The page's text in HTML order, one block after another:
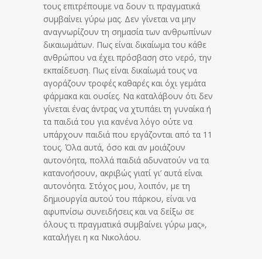
τους επιτρέπουμε να δουν τι πραγματικά
συμβαίνει γύρω μας. Δεν γίνεται να μην
αναγνωρίζουν τη σημασία των ανθρωπίνων
δικαιωμάτων. Πως είναι δικαίωμα του κάθε
ανθρώπου να έχει πρόσβαση στο νερό, την
εκπαίδευση. Πως είναι δικαίωμά τους να
αγοράζουν τροφές καθαρές και όχι γεμάτα
φάρμακα και ουσίες. Να καταλάβουν ότι δεν
γίνεται ένας άντρας να χτυπάει τη γυναίκα ή
τα παιδιά του για κανένα λόγο ούτε να
υπάρχουν παιδιά που εργάζονται από τα 11
τους. Όλα αυτά, όσο και αν μοιάζουν
αυτονόητα, πολλά παιδιά αδυνατούν να τα
κατανοήσουν, ακριβώς γιατί γι’ αυτά είναι
αυτονόητα. Στόχος μου, λοιπόν, με τη
δημιουργία αυτού του πάρκου, είναι να
αφυπνίσω συνειδήσεις και να δείξω σε
όλους τι πραγματικά συμβαίνει γύρω μας»,
καταλήγει η κα Νικολάου.